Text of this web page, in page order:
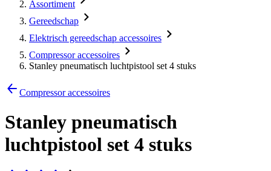
Assortiment
Gereedschap
Elektrisch gereedschap accessoires
Compressor accessoires
Stanley pneumatisch luchtpistool set 4 stuks
Compressor accessoires
Stanley pneumatisch
luchtpistool set 4 stuks